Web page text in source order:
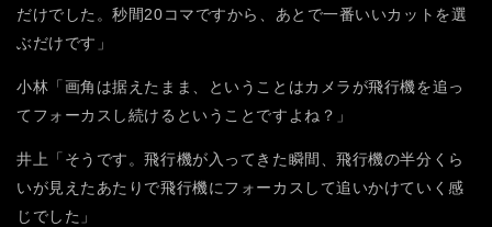
だけでした。秒間20コマですから、あとで一番いいカットを選
ぶだけです」
小林「画角は据えたまま、ということはカメラが飛行機を追っ
てフォーカスし続けるということですよね？」
井上「そうです。飛行機が入ってきた瞬間、飛行機の半分くら
いが見えたあたりで飛行機にフォーカスして追いかけていく感
じでした」